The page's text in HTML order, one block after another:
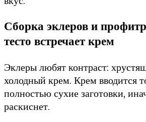
Сборка эклеров и
тесто встречает крем
Эклеры любят контраст:
холодный крем. Крем вводится
полностью сухие заготовки,
раскиснет.